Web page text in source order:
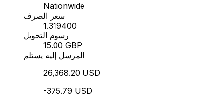
Nationwide
سعر الصرف
1.319400
رسوم التحويل
15.00 GBP
المرسل إليه يستلم
26,368.20 USD
-375.79 USD